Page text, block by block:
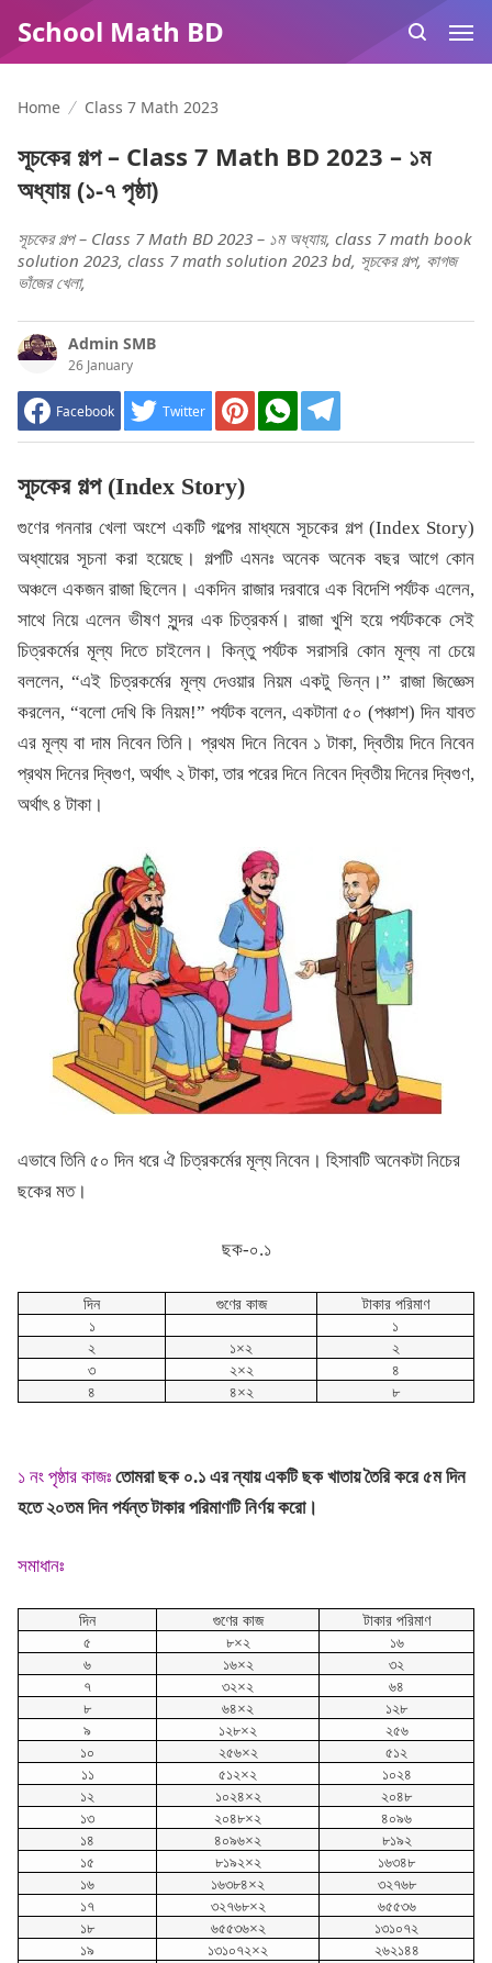
School Math BD
Home Class 7 Math 2023
সূচকের গল্প – Class 7 Math BD 2023 – ১ম
অধ্যায় (১-৭ পৃষ্ঠা)
সূচকের গল্প – Class 7 Math BD 2023 – ১ম অধ্যায়, class 7 math book
solution 2023, class 7 math solution 2023 bd, সূচকের গল্প, কাগজ
ভাঁজের খেলা,
Admin SMB
26 January
Facebook Twitter
সূচকের গল্প (Index Story)
গুণের গননার খেলা অংশে একটি গল্পের মাধ্যমে সূচকের গল্প (Index Story)
অধ্যায়ের সূচনা করা হয়েছে। গল্পটি এমনঃ অনেক অনেক বছর আগে কোন
অঞ্চলে একজন রাজা ছিলেন। একদিন রাজার দরবারে এক বিদেশি পর্যটক এলেন,
সাথে নিয়ে এলেন ভীষণ সুন্দর এক চিত্রকর্ম। রাজা খুশি হয়ে পর্যটককে সেই
চিত্রকর্মের মূল্য দিতে চাইলেন। কিন্তু পর্যটক সরাসরি কোন মূল্য না চেয়ে
বললেন, “এই চিত্রকর্মের মূল্য দেওয়ার নিয়ম একটু ভিন্ন।” রাজা জিজ্ঞেস
করলেন, “বলো দেখি কি নিয়ম!” পর্যটক বলেন, একটানা ৫০ (পঞ্চাশ) দিন যাবত
এর মূল্য বা দাম নিবেন তিনি। প্রথম দিনে নিবেন ১ টাকা, দ্বিতীয় দিনে নিবেন
প্রথম দিনের দ্বিগুণ, অর্থাৎ ২ টাকা, তার পরের দিনে নিবেন দ্বিতীয় দিনের দ্বিগুণ,
অর্থাৎ ৪ টাকা।
এভাবে তিনি ৫০ দিন ধরে ঐ চিত্রকর্মের মূল্য নিবেন। হিসাবটি অনেকটা নিচের
ছকের মত।
ছক-০.১
দিন গুণের কাজ
টাকার পরিমাণ
১
১
২
১×২
২
৩
২×২
৪
৪
৪×২ ৮
১ নং পৃষ্ঠার কাজঃ তোমরা ছক ০.১ এর ন্যায় একটি ছক খাতায় তৈরি করে ৫ম দিন
হতে ২০তম দিন পর্যন্ত টাকার পরিমাণটি নির্ণয় করো।
সমাধানঃ
দিন গুণের কাজ
টাকার পরিমাণ
৫
৮×২
১৬
৬
১৬×২
৩২
৭
৩২×২
৬৪
৮
৬৪×২
১২৮
৯
১২৮×২
২৫৬
১০
২৫৬×২
৫১২
১১
৫১২×২
১০২৪
১২
১০২৪×২
২০৪৮
১৩
২০৪৮×২
৪০৯৬
১৪
৪০৯৬×২
৮১৯২
১৫
৮১৯২×২
১৬৩৪৮
১৬
১৬৩৮৪×২
৩২৭৬৮
১৭
৩২৭৬৮×২
৬৫৫৩৬
১৮
৬৫৫৩৬×২
১৩১০৭২
১৯
১৩১০৭২×২
২৬২১৪৪